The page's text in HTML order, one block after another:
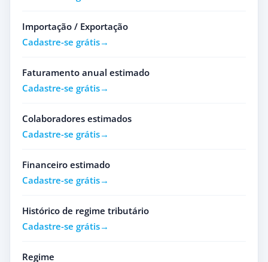
Importação / Exportação
Cadastre-se grátis
Faturamento anual estimado
Cadastre-se grátis
Colaboradores estimados
Cadastre-se grátis
Financeiro estimado
Cadastre-se grátis
Histórico de regime tributário
Cadastre-se grátis
Regime